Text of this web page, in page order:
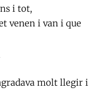
i tot,
venen i van i que
molt llegir i